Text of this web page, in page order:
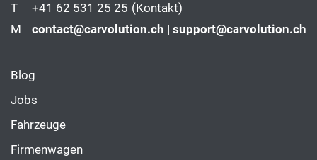
T +41 62 531 25 25 (Kontakt)
M
contact@carvolution.ch | support@carvolution.ch
Blog
Jobs
Fahrzeuge
Firmenwagen